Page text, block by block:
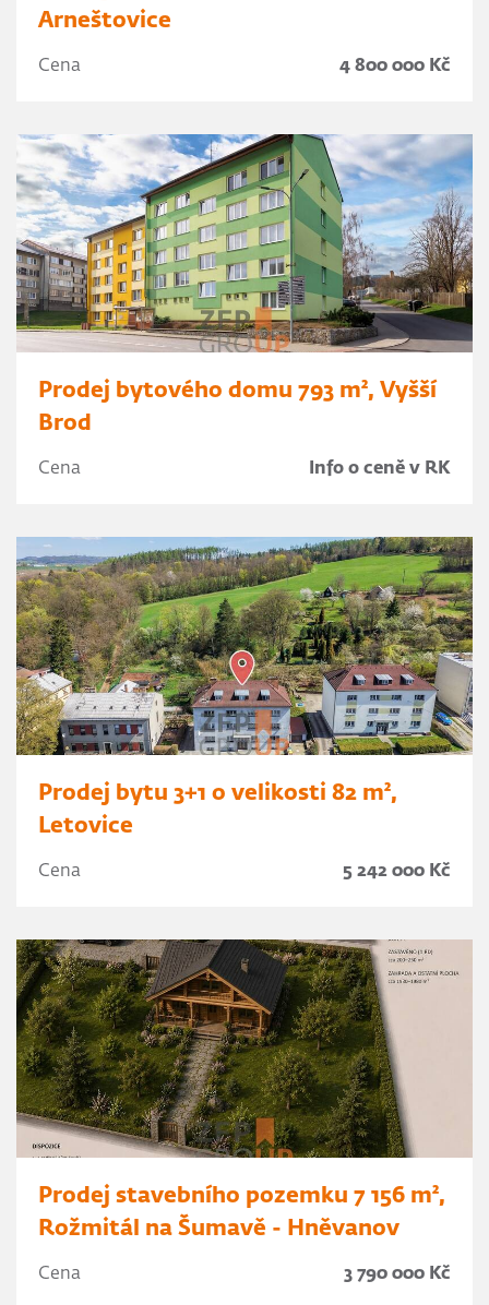
Arneštovice
Cena 4 800 000 Kč
Prodej bytového domu 793 m², Vyšší
Brod
Cena Info o ceně v RK
Prodej bytu 3+1 o velikosti 82 m²,
Letovice
Cena 5 242 000 Kč
Prodej stavebního pozemku 7 156 m²,
Rožmitál na Šumavě - Hněvanov
Cena 3 790 000 Kč